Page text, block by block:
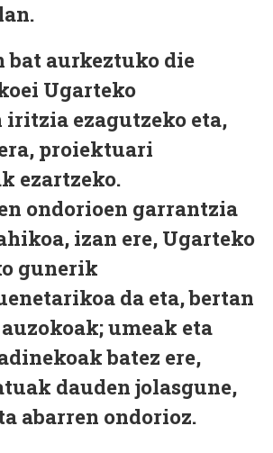
bat aurkeztuko die
Ugarteko
ezagutzeko eta,
proiektuari
ezartzeko.
ondorioen garrantzia
izan ere, Ugarteko
gunerik
da eta, bertan
umeak eta
batez ere,
dauden jolasgune,
abarren ondorioz.